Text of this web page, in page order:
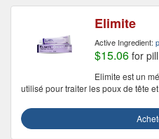
Elimite
Active Ingredient:
$15.06 for pill
Elimite est un
utilisé pour traiter les poux de tête